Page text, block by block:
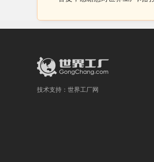
技术支持： 世界工厂网